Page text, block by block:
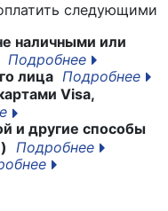
следующими
наличными или
Подробнее
лица Подробнее
Visa,
и другие способы
Подробнее